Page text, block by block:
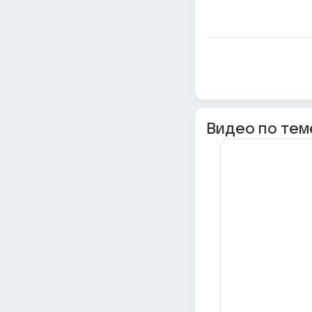
Видео по